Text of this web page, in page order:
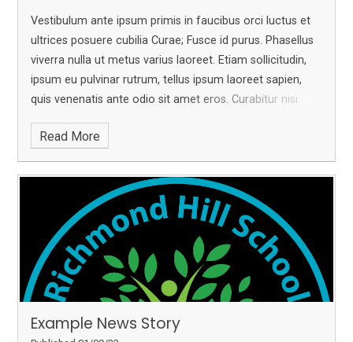
Vestibulum ante ipsum primis in faucibus orci luctus et
ultrices posuere cubilia Curae; Fusce id purus. Phasellus
viverra nulla ut metus varius laoreet. Etiam sollicitudin,
ipsum eu pulvinar rutrum, tellus ipsum laoreet sapien,
quis venenatis ante odio sit amet eros. Curabitur nisi.
aliquam libero, non adipiscing dolor urna a orci. Nullam
accumsan lorem in dui. In dui magna, posuere eget,
vestibulum et, tempor auctor, justo. Sed magna purus,
fermentum eu, tincidunt eu, varius ut, felis.
Read More
Example News Story